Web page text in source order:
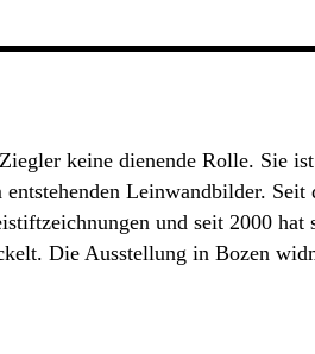
keine dienende Rolle. Sie
Leinwandbilder. Seit
und seit 2000 hat
Die Ausstellung in Bozen